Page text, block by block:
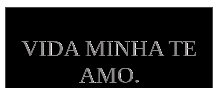
VIDA MINHA TE
AMO.